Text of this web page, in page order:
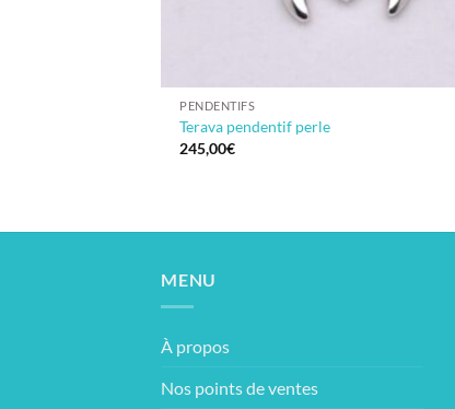
PENDENTIFS
Terava pendentif perle
245,00€
MENU
À propos
Nos points de ventes